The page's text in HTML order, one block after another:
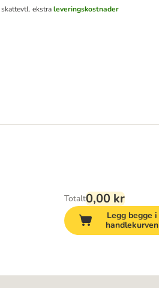
evtl. ekstraleveringskostnader
Totalt0,00 kr
Legg begge i
handlekurven